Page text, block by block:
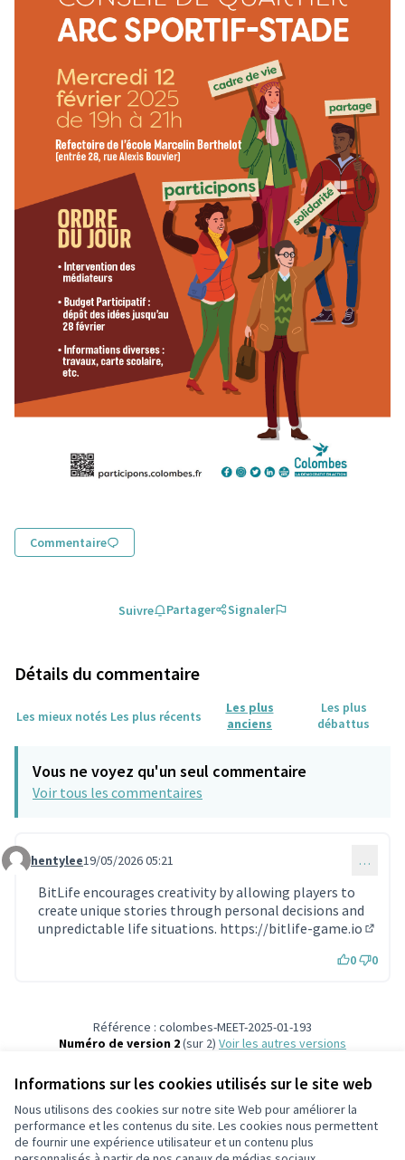
Informations sur les cookies utilisés sur le site web
Nous utilisons des cookies sur notre site Web pour améliorer la
performance et les contenus du site. Les cookies nous permettent
de fournir une expérience utilisateur et un contenu plus
Commentaire
Suivre Partager Signaler
Détails du commentaire
Les mieux notés Les plus récents
Les plus
anciens
Les plus
débattus
Vous ne voyez qu'un seul commentaire
Voir tous les commentaires
Commentaire 2316
hentylee19/05/2026 05:21 …
BitLife encourages creativity by allowing players to
create unique stories through personal decisions and
unpredictable life situations. https://bitlife-game.io
0 0
Référence : colombes-MEET-2025-01-193
Numéro de version 2(sur 2)
voir les autres versions
Conditions d'utilisation
Paramètres des cookies
participons.colombes.fr sur Facebook